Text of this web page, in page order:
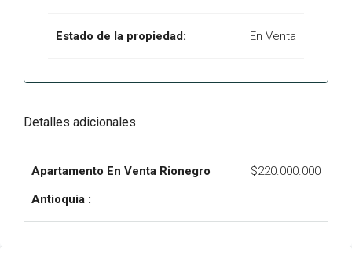
Estado de la propiedad: En Venta
Detalles adicionales
Apartamento En Venta Rionegro
Antioquia :
$220.000.000